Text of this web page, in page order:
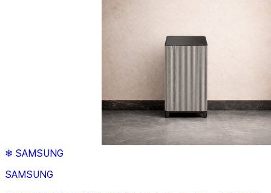
❄ SAMSUNG
SAMSUNG